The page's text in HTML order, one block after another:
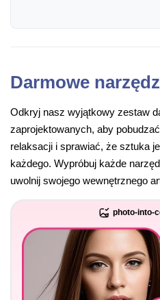
Darmowe
Odkryj nasz wyjątkowy zestaw
zaprojektowanych, aby
relaksacji i sprawiać, że sztuka
każdego. Wypróbuj każde
uwolnij swojego wewnętrznego
photo-into-